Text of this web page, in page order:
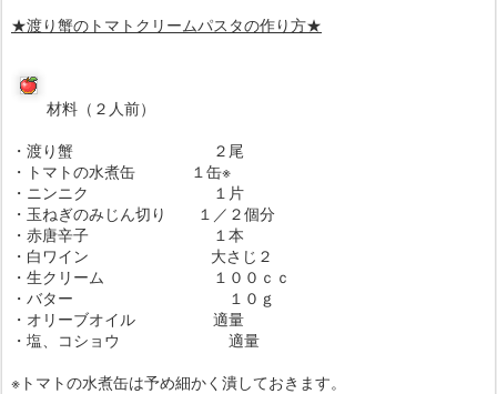
★渡り蟹のトマトクリームパスタの作り方★
材料（２人前）
・渡り蟹 ２尾
・トマトの水煮缶 １缶※
・ニンニク １片
・玉ねぎのみじん切り １／２個分
・赤唐辛子 １本
・白ワイン 大さじ２
・生クリーム １００ｃｃ
・バター １０ｇ
・オリーブオイル 適量
・塩、コショウ 適量
※トマトの水煮缶は予め細かく潰しておきます。